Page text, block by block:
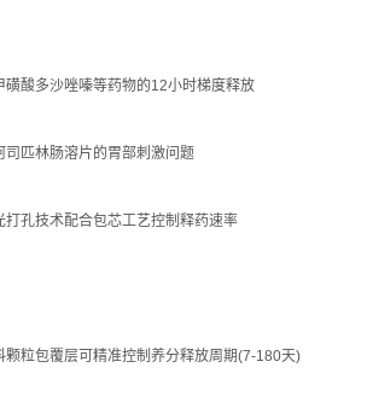
酸多沙唑嗪等药物的12小时梯度释放
匹林肠溶片的胃部刺激问题
孔技术配合包芯工艺控制释药速率
颗粒包覆层可精准控制养分释放周期(7-180天)